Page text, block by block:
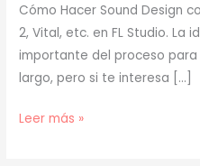
Cómo Hacer Sound Design
2, Vital, etc. en FL Studio. La
importante del proceso
largo, pero si te interesa […]
[
Leer más »